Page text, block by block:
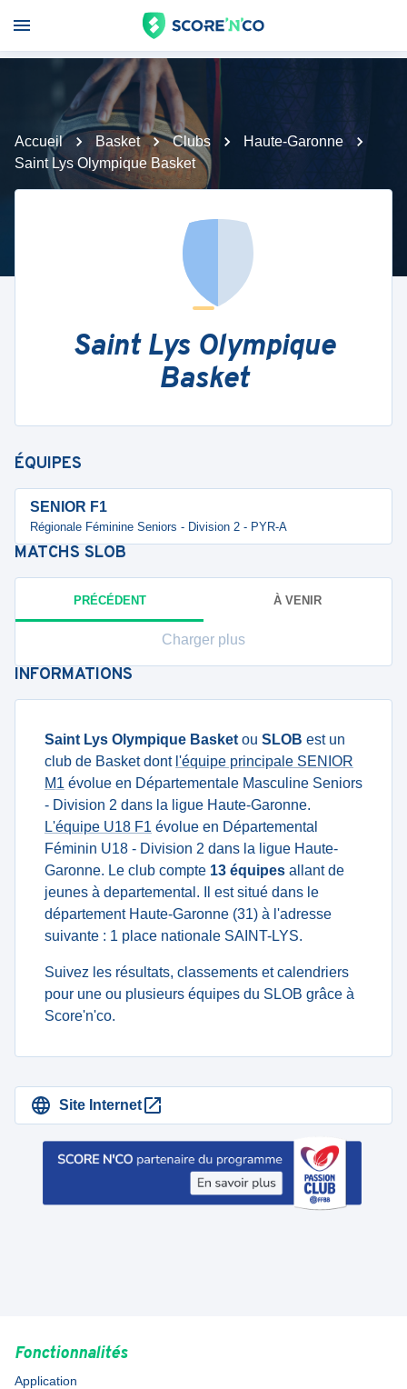
Accueil Basket Clubs
Haute-Garonne
Saint Lys Olympique Basket
Saint Lys Olympique
Basket
ÉQUIPES
SENIOR F1
Régionale Féminine Seniors - Division 2 - PYR-A
MATCHS SLOB
PRÉCÉDENT À VENIR
Charger plus
INFORMATIONS
Saint Lys Olympique Basket ou SLOB est un
club de Basket dont l'équipe principale SENIOR
M1 évolue en Départementale Masculine Seniors
- Division 2 dans la ligue Haute-Garonne.
L'équipe U18 F1 évolue en Départemental
Féminin U18 - Division 2 dans la ligue Haute-
Garonne. Le club compte 13 équipes allant de
jeunes à departemental. Il est situé dans le
département Haute-Garonne (31) à l'adresse
suivante : 1 place nationale SAINT-LYS.
Suivez les résultats, classements et calendriers
pour une ou plusieurs équipes du SLOB grâce à
Score'n'co.
Site Internet
Fonctionnalités
Application